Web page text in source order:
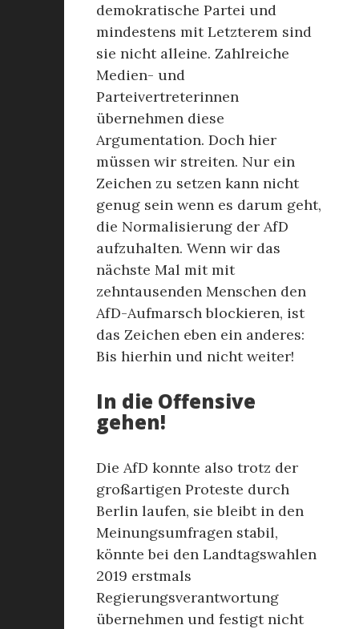
demokratische Partei und
mindestens mit Letzterem sind
sie nicht alleine. Zahlreiche
Medien- und
Parteivertreterinnen
übernehmen diese
Argumentation. Doch hier
müssen wir streiten. Nur ein
Zeichen zu setzen kann nicht
genug sein wenn es darum geht,
die Normalisierung der AfD
aufzuhalten. Wenn wir das
nächste Mal mit mit
zehntausenden Menschen den
AfD-Aufmarsch blockieren, ist
das Zeichen eben ein anderes:
Bis hierhin und nicht weiter!
In die Offensive
gehen!
Die AfD konnte also trotz der
großartigen Proteste durch
Berlin laufen, sie bleibt in den
Meinungsumfragen stabil,
könnte bei den Landtagswahlen
2019 erstmals
Regierungsverantwortung
übernehmen und festigt nicht